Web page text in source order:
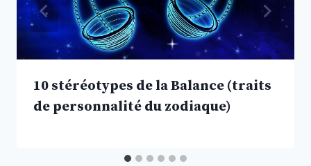
10 stéréotypes de la Balance (traits
de personnalité du zodiaque)